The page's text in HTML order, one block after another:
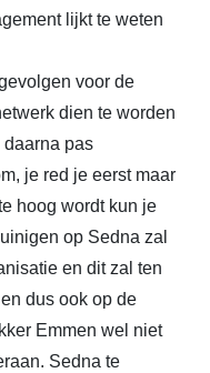
lijkt te weten
voor de
dien te worden
pas
je red je eerst maar
hoog wordt kun je
op Sedna zal
en dit zal ten
dus ook op de
Emmen wel niet
Sedna te